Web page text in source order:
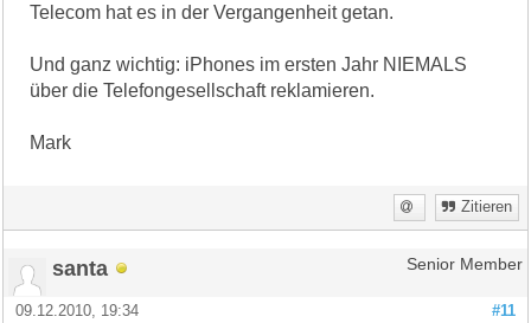
Telecom hat es in der Vergangenheit getan.
Und ganz wichtig: iPhones im ersten Jahr NIEMALS
über die Telefongesellschaft reklamieren.
Mark
Zitieren
santa Senior Member
#11
09.12.2010, 19:34